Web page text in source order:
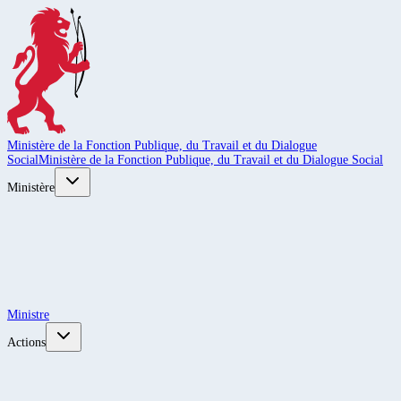
Ministère de la Fonction Publique, du Travail et du Dialogue
SocialMinistère de la Fonction Publique, du Travail et du Dialogue Social
Ministère
Ministre
Actions